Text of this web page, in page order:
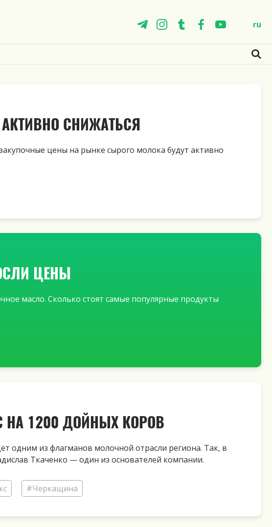
ru
СНИЖАТЬСЯ
цены на рынке сырого молока будут активно
ЦЕНЫ
масло. Сколько стоят самые популярные продукты
НА 1200 ДОЙНЫХ КОРОВ
одним из флагманов молочной отрасли региона. Так, в
Ткаченко — один из основателей компании.
#Черкащина